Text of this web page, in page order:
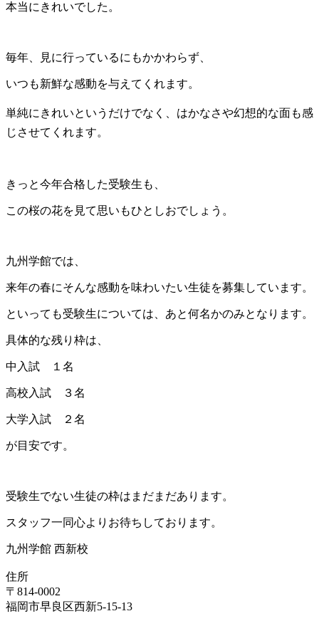
本当にきれいでした。
毎年、見に行っているにもかかわらず、
いつも新鮮な感動を与えてくれます。
単純にきれいというだけでなく、はかなさや幻想的な面も感
じさせてくれます。
きっと今年合格した受験生も、
この桜の花を見て思いもひとしおでしょう。
九州学館では、
来年の春にそんな感動を味わいたい生徒を募集しています。
といっても受験生については、あと何名かのみとなります。
具体的な残り枠は、
中入試 １名
高校入試 ３名
大学入試 ２名
が目安です。
受験生でない生徒の枠はまだまだあります。
スタッフ一同心よりお待ちしております。
九州学館 西新校
住所
〒814-0002
福岡市早良区西新5-15-13